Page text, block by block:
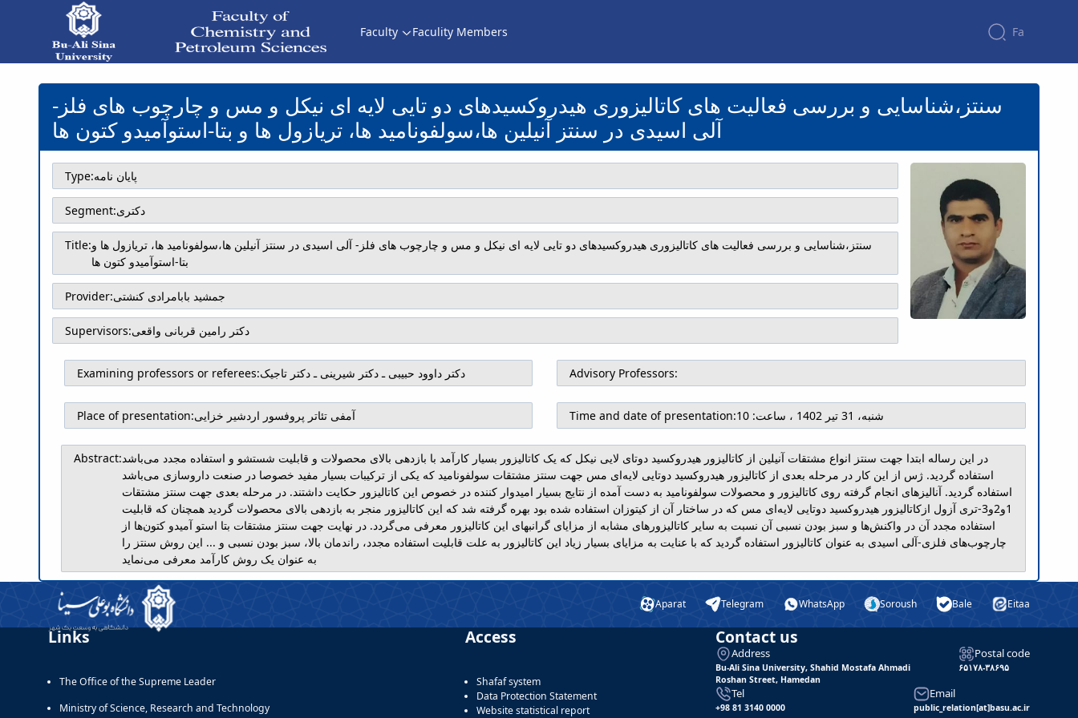
Faculty Faculity Members Fa
ها،سولفونامید ها، تریازول ها و بتا-استوآمیدو کتون ها - دانشکده شیمی و علوم نفت
سنتز،شناسایی و بررسی فعالیت های کاتالیزوری هیدروکسیدهای دو تایی لایه ای نیکل و مس و چارچوب های فلز-
آلی اسیدی در سنتز آنیلین ها،سولفونامید ها، تریازول ها و بتا-استوآمیدو کتون ها
Type:پایان نامه
Segment:دکتری
Title:سنتز،شناسایی و بررسی فعالیت های کاتالیزوری هیدروکسیدهای دو تایی لایه ای نیکل و مس و چارچوب های فلز- آلی اسیدی در سنتز آنیلین ها،سولفونامید ها، تریازول ها و
بتا-استوآمیدو کتون ها
Provider:جمشید بابامرادی کنشتی
Supervisors:دکتر رامین قربانی واقعی
Advisory Professors:
Examining professors or referees:دکتر داوود حبیبی ـ دکتر شیرینی ـ دکتر تاجیک
Time and date of presentation: شنبه، 31 تیر 1402 ، ساعت: 10 Place of presentation:آمفی تئاتر پروفسور اردشیر خزایی
Abstract:در این رساله ابتدا جهت سنتز انواع مشتقات آنیلین از کاتالیزور هیدروکسید دوتای لایی نیکل که یک کاتالیزور بسیار کارآمد با بازدهی بالای محصولات و قابلیت شستشو و استفاده مجدد می‌باشد
استفاده گردید. ژس از این کار در مرحله بعدی از کاتالیزور هیدروکسید دوتایی لایه‌ای مس جهت سنتز مشتقات سولفونامید که یکی از ترکیبات بسیار مفید خصوصا در صنعت داروسازی می‌باشد
استفاده گردید. آنالیز‌های انجام گرفته روی کاتالیزور و محصولات سولفونامید به دست آمده از نتایج بسیار امیدوار کننده در خصوص این کاتالیزور حکایت داشتند. در مرحله بعدی جهت سنتز مشتقات
1و2و3-تری آزول ازکاتالیزور هیدروکسید دوتایی لایه‌ای مس که در ساختار آن از کیتوزان استفاده شده بود بهره گرفته شد که این کاتالیزور منجر به بازدهی بالای محصولات گردید همچنان که قابلیت
استفاده مجدد آن در واکنش‌ها و سبز بودن نسبی آن نسبت به سایر کاتالیزور‌های مشابه از مزایای گرانبهای این کاتالیزور معرفی می‌گردد. در نهایت جهت سنتز مشتقات بتا استو آمیدو کتون‌ها از
چارچوب‌های فلزی-آلی اسیدی به عنوان کاتالیزور استفاده گردید که با عنایت به مزایای بسیار زیاد این کاتالیزور به علت قابلیت استفاده مجدد، راندمان بالا، سبز بودن نسبی و ... این روش سنتز را
به عنوان یک روش کارآمد معرفی می‌نماید
Aparat Telegram WhatsApp Soroush Bale Eitaa
Links
The Office of the Supreme Leader
Ministry of Science, Research and Technology
Access
Shafaf system
Data Protection Statement
Website statistical report
Contact us
Address
Bu-Ali Sina University, Shahid Mostafa Ahmadi
Roshan Street, Hamedan
Postal code
۶۵۱۷۸-۳۸۶۹۵
Tel
+98 81 3140 0000
Email
public_relation[at]basu.ac.ir